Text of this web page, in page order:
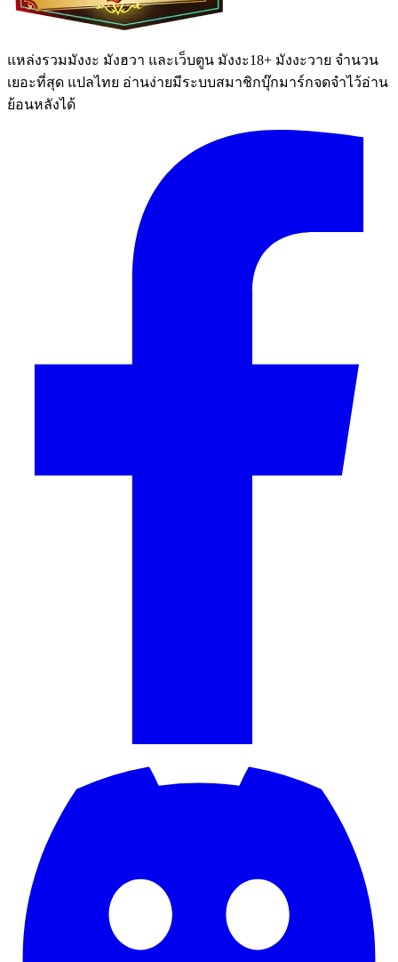
แหล่งรวมมังงะ มังฮวา และเว็บตูน มังงะ18+ มังงะวาย จำนวน
เยอะที่สุด แปลไทย อ่านง่ายมีระบบสมาชิกบุ๊กมาร์กจดจำไว้อ่าน
ย้อนหลังได้